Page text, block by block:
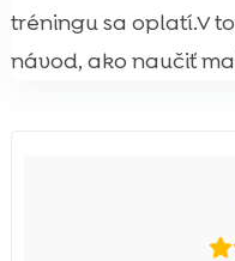
tréningu sa oplatí.V
návod, ako naučiť